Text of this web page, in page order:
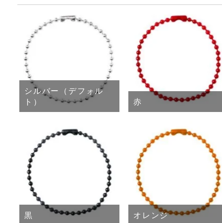
シルバー（デフォル
ト）
赤
黒 オレンジ